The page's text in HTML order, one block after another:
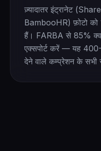
ज़्यादातर इंट्रानेट
BambooHR) फ़ोटो
हैं। FARBA से 85%
एक्सपोर्ट करें — यह
देने वाले कम्प्रेशन के सभी